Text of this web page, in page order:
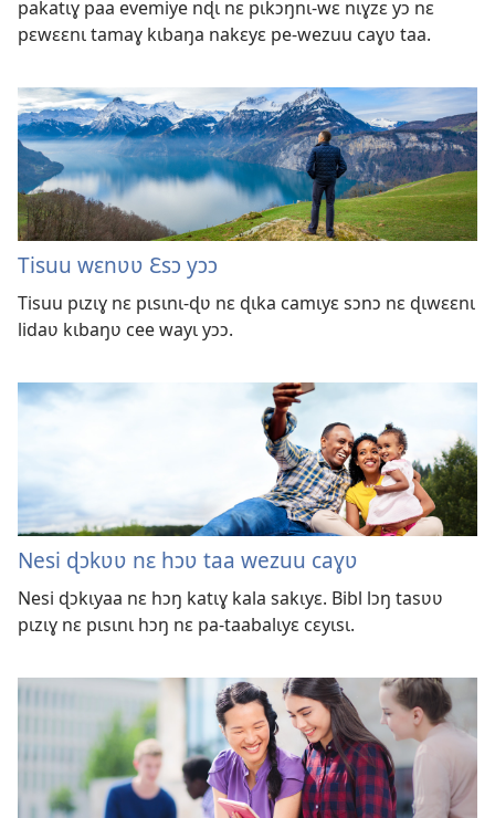
pakatɩɣ paa evemiye nɖɩ nɛ pɩkɔŋnɩ-wɛ nɩɣzɛ yɔ nɛ
pɛwɛɛnɩ tamaɣ kɩbaŋa nakɛyɛ pe-wezuu caɣʋ taa.
Tisuu wɛnʋʋ Ɛsɔ yɔɔ
Tisuu pɩzɩɣ nɛ pɩsɩnɩ-ɖʋ nɛ ɖɩka camɩyɛ sɔnɔ nɛ ɖɩwɛɛnɩ
lidaʋ kɩbaŋʋ cee wayɩ yɔɔ.
Nesi ɖɔkʋʋ nɛ hɔʋ taa wezuu caɣʋ
Nesi ɖɔkɩyaa nɛ hɔŋ katɩɣ kala sakɩyɛ. Bibl lɔŋ tasʋʋ
pɩzɩɣ nɛ pɩsɩnɩ hɔŋ nɛ pa-taabalɩyɛ cɛyɩsɩ.